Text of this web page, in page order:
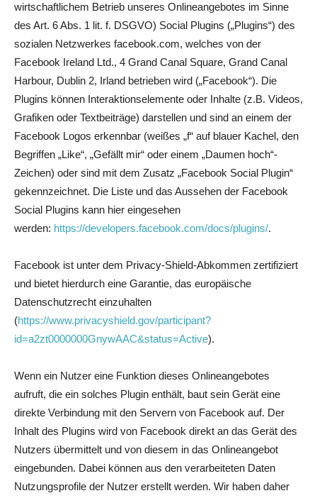
wirtschaftlichem Betrieb unseres Onlineangebotes im Sinne
des Art. 6 Abs. 1 lit. f. DSGVO) Social Plugins („Plugins“) des
sozialen Netzwerkes facebook.com, welches von der
Facebook Ireland Ltd., 4 Grand Canal Square, Grand Canal
Harbour, Dublin 2, Irland betrieben wird („Facebook“). Die
Plugins können Interaktionselemente oder Inhalte (z.B. Videos,
Grafiken oder Textbeiträge) darstellen und sind an einem der
Facebook Logos erkennbar (weißes „f“ auf blauer Kachel, den
Begriffen „Like“, „Gefällt mir“ oder einem „Daumen hoch“-
Zeichen) oder sind mit dem Zusatz „Facebook Social Plugin“
gekennzeichnet. Die Liste und das Aussehen der Facebook
Social Plugins kann hier eingesehen
werden: https://developers.facebook.com/docs/plugins/.
Facebook ist unter dem Privacy-Shield-Abkommen zertifiziert
und bietet hierdurch eine Garantie, das europäische
Datenschutzrecht einzuhalten
(https://www.privacyshield.gov/participant?
id=a2zt0000000GnywAAC&status=Active).
Wenn ein Nutzer eine Funktion dieses Onlineangebotes
aufruft, die ein solches Plugin enthält, baut sein Gerät eine
direkte Verbindung mit den Servern von Facebook auf. Der
Inhalt des Plugins wird von Facebook direkt an das Gerät des
Nutzers übermittelt und von diesem in das Onlineangebot
eingebunden. Dabei können aus den verarbeiteten Daten
Nutzungsprofile der Nutzer erstellt werden. Wir haben daher